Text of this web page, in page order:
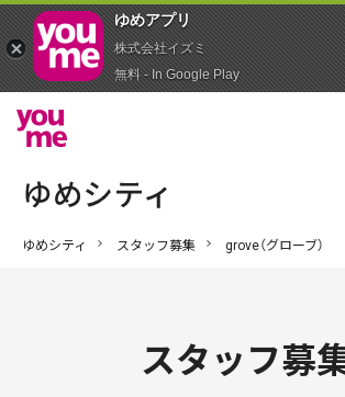
ゆめシティ スタッフ募集 grove（グローブ）
スタッフ募
ゆめアプ‪リ‬
株式会社イズミ
無料 - In Google Play